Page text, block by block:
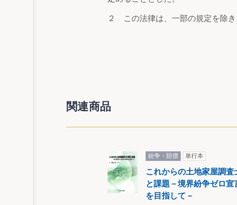
２ この法律は、一部の規定を除き
関連商品
紛争・賠償 単行本
これからの土地家屋調査
と課題－境界紛争ゼロ宣
を目指して－